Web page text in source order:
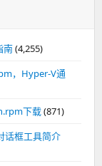
南(4,255)
，Hyper-V通
下载(871)
话框工具简介